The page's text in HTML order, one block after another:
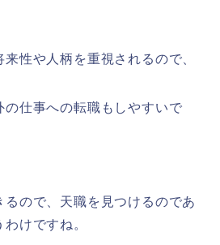
性や人柄を重視されるので、
の仕事への転職もしやすいで
るので、天職を見つけるのであ
けですね。